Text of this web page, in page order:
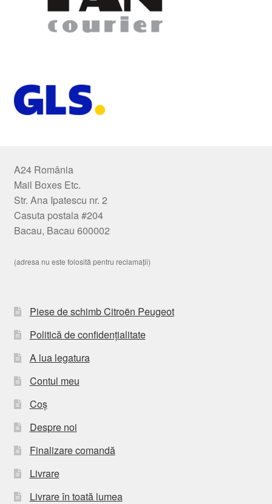
A24 România
Mail Boxes Etc.
Str. Ana Ipatescu nr. 2
Casuta postala #204
Bacau, Bacau 600002
(adresa nu este folosită pentru reclamații)
Piese de schimb Citroën Peugeot
Politică de confidențialitate
A lua legatura
Contul meu
Coș
Despre noi
Finalizare comandă
Livrare
Livrare în toată lumea